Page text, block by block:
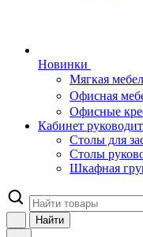
Новинки
Мягкая
Офисная
Офисные
Кабинет
Столы для
Столы
Шкафная
Найти